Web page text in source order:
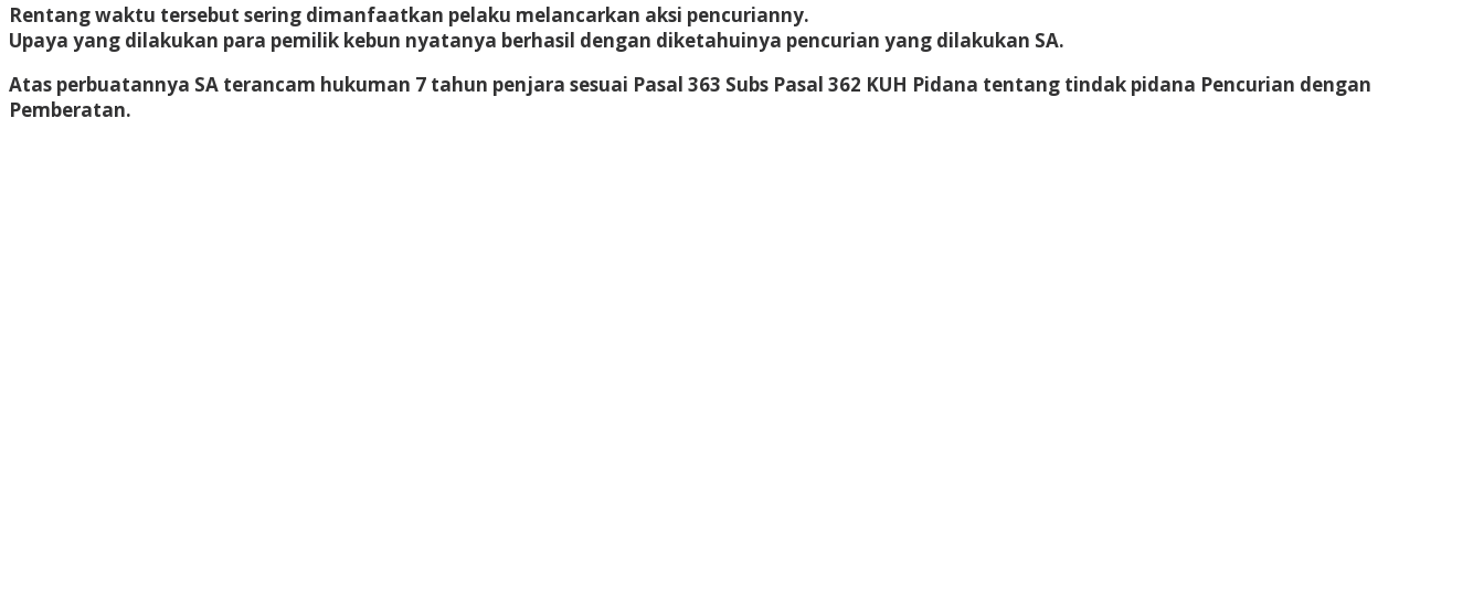
Rentang waktu tersebut sering dimanfaatkan pelaku melancarkan aksi pencurianny.
Upaya yang dilakukan para pemilik kebun nyatanya berhasil dengan diketahuinya pencurian yang dilakukan SA.
Atas perbuatannya SA terancam hukuman 7 tahun penjara sesuai Pasal 363 Subs Pasal 362 KUH Pidana tentang tindak pidana Pencurian dengan
Pemberatan.